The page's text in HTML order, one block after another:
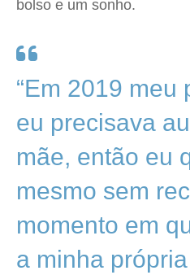
bolso e um sonho.
“Em 2019 meu
eu precisava
mãe, então eu
mesmo sem
momento em
a minha